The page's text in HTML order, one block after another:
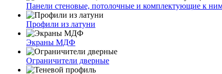
Панели стеновые, потолочные и комплектующие к
Профили из латуни
Экраны МДФ
Ограничители дверные